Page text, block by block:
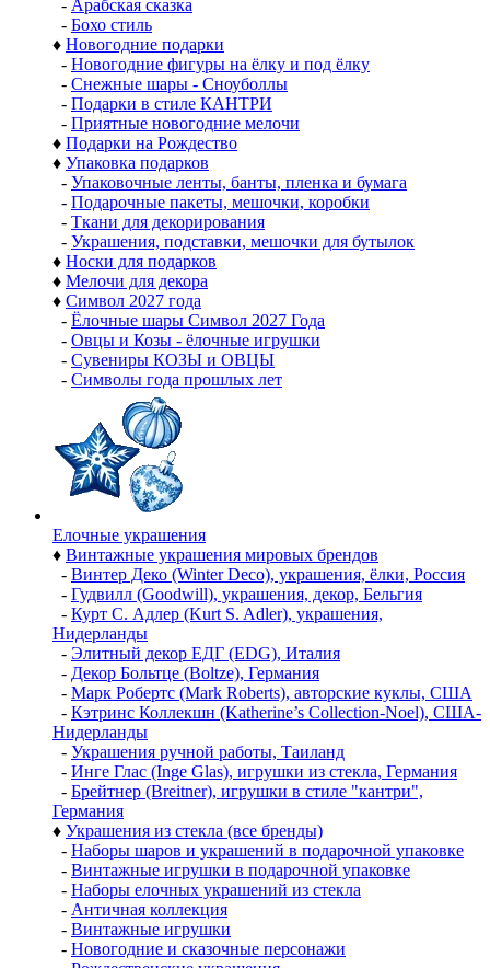
- Арабская сказка
- Бохо стиль
♦ Новогодние подарки
- Новогодние фигуры на ёлку и под ёлку
- Снежные шары - Сноуболлы
- Подарки в стиле КАНТРИ
- Приятные новогодние мелочи
♦ Подарки на Рождество
♦ Упаковка подарков
- Упаковочные ленты, банты, пленка и бумага
- Подарочные пакеты, мешочки, коробки
- Ткани для декорирования
- Украшения, подставки, мешочки для бутылок
♦ Носки для подарков
♦ Мелочи для декора
♦ Символ 2027 года
- Ёлочные шары Символ 2027 Года
- Овцы и Козы - ёлочные игрушки
- Сувениры КОЗЫ и ОВЦЫ
- Символы года прошлых лет
Елочные украшения
♦ Винтажные украшения мировых брендов
- Винтер Деко (Winter Deco), украшения, ёлки, Россия
- Гудвилл (Goodwill), украшения, декор, Бельгия
- Курт С. Адлер (Kurt S. Adler), украшения,
Нидерланды
- Элитный декор ЕДГ (EDG), Италия
- Декор Больтце (Boltze), Германия
- Марк Робертс (Mark Roberts), авторские куклы, США
- Кэтринс Коллекшн (Katherine’s Collection-Noel), США-
Нидерланды
- Украшения ручной работы, Таиланд
- Инге Глас (Inge Glas), игрушки из стекла, Германия
- Брейтнер (Breitner), игрушки в стиле "кантри",
Германия
♦ Украшения из стекла (все бренды)
- Наборы шаров и украшений в подарочной упаковке
- Винтажные игрушки в подарочной упаковке
- Наборы елочных украшений из стекла
- Античная коллекция
- Винтажные игрушки
- Новогодние и сказочные персонажи